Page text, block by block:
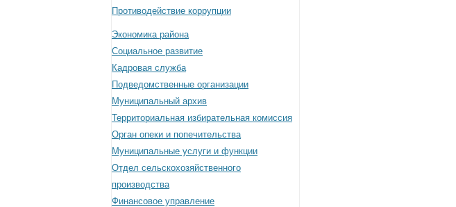
Противодействие коррупции
Экономика района
Социальное развитие
Кадровая служба
Подведомственные организации
Муниципальный архив
Территориальная избирательная комиссия
Орган опеки и попечительства
Муниципальные услуги и функции
Отдел сельскохозяйственного
производства
Финансовое управление